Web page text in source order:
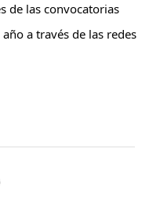
de las convocatorias
a través de las redes